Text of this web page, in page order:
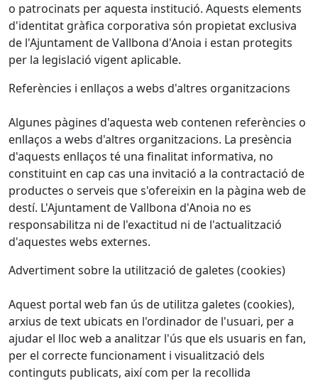
o patrocinats per aquesta institució. Aquests elements
d'identitat gràfica corporativa són propietat exclusiva
de l'Ajuntament de Vallbona d'Anoia i estan protegits
per la legislació vigent aplicable.
Referències i enllaços a webs d'altres organitzacions
Algunes pàgines d'aquesta web contenen referències o
enllaços a webs d'altres organitzacions. La presència
d'aquests enllaços té una finalitat informativa, no
constituint en cap cas una invitació a la contractació de
productes o serveis que s'ofereixin en la pàgina web de
destí. L'Ajuntament de Vallbona d'Anoia no es
responsabilitza ni de l'exactitud ni de l'actualització
d'aquestes webs externes.
Advertiment sobre la utilització de galetes (cookies)
Aquest portal web fan ús de utilitza galetes (cookies),
arxius de text ubicats en l'ordinador de l'usuari, per a
ajudar el lloc web a analitzar l'ús que els usuaris en fan,
per el correcte funcionament i visualització dels
continguts publicats, així com per la recollida